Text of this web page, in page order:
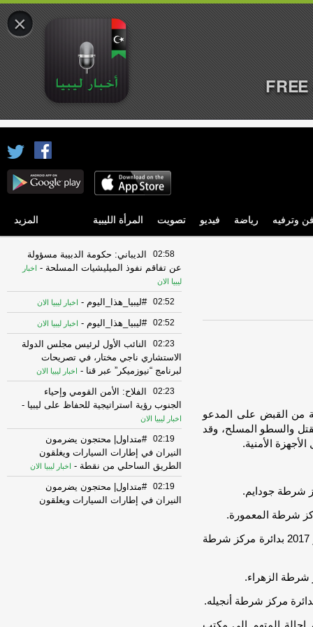
وترفيه رياضة فيديو تصويت المرأة الليبية المزيد
من القبض على المدعو
والسطو المسلح، وقد
الأمنية.
* قتل المجني عليهما “خ.ن. م. ب” و”ع، ن،م” في 7 يونيو 2017 بدائرة مركز شرطة
02:58
الديباني: حكومة الدبيبة مسؤولة
عن تفاقم نفوذ الميليشيات المسلحة -
اخبار
ليبيا الان
02:52 #ليبيا_هذا_اليوم - اخبار ليبيا الان
02:52 #ليبيا_هذا_اليوم - اخبار ليبيا الان
02:23
النائب الأول لرئيس مجلس الدولة
الاستشاري ناجي مختار، في تصريحات
لبرنامج “نيوزميكر” عبر قنا - اخبار ليبيا الان
02:23
الفلاح: الأمن القومي وإحياء
الجنوب رؤية استراتيجية للحفاظ على ليبيا -
اخبار ليبيا الان
02:19
#متداول| محتجون يضرمون
النيران في إطارات السيارات ويغلقون
الطريق الساحلي من نقطة - اخبار ليبيا الان
02:19
#متداول| محتجون يضرمون
النيران في إطارات السيارات ويغلقون
×